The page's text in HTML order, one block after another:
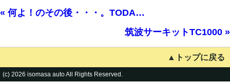
« 何よ！のその後・・・。TODA…
筑波サーキットTC1000 »
▲トップに戻る
(c) 2026 isomasa auto All Rights Reserved.